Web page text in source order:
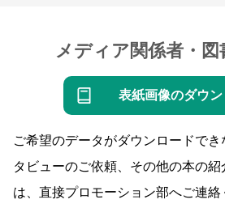
メディア関係者・図
表紙画像のダウン
ご希望のデータがダウンロードで
タビューのご依頼、その他の本の
は、直接プロモーション部へご連絡